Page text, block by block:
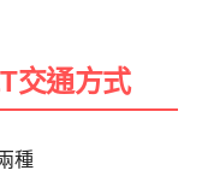
交通方式
種